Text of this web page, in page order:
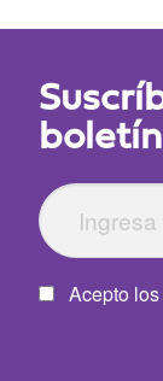
boletín
Acepto